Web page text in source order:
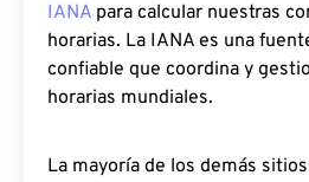
IANA para calcular nuestras
horarias. La IANA es una
confiable que coordina y
horarias mundiales.
La mayoría de los demás